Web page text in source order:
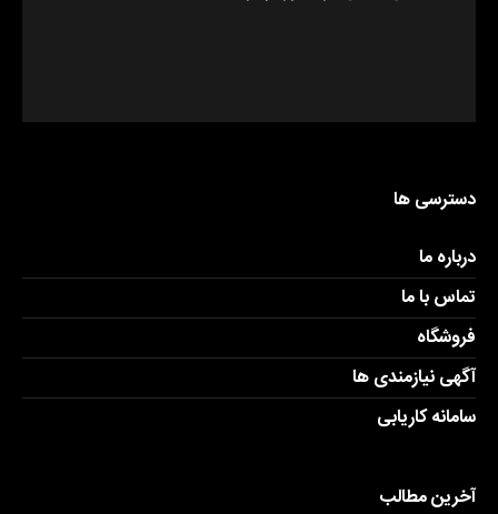
دسترسی ها
درباره ما
تماس با ما
فروشگاه
آگهی نیازمندی ها
سامانه کاریابی
آخرین مطالب